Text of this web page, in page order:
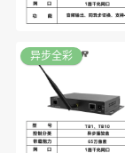
异步全彩